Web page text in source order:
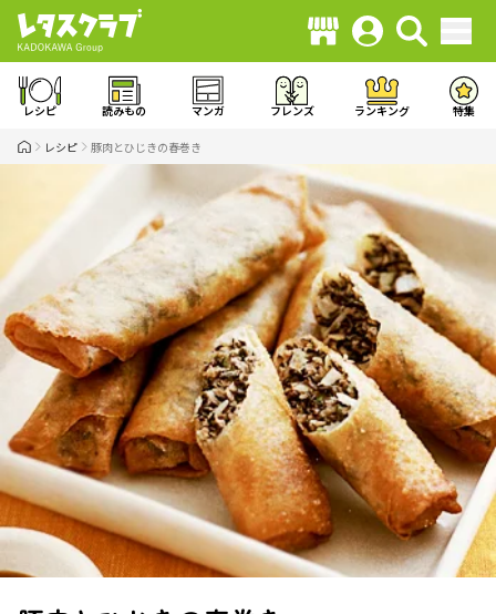
レシピ 読みもの マンガ フレンズ ランキング 特集
レシピ 豚肉とひじきの春巻き